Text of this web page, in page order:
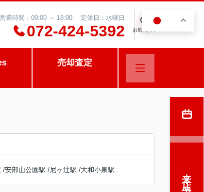
営業時間：09:00 ～ 18:00 定休日：水曜日
072-424-5392 お気に入り
売却査定
/安部山公園駅 /尼ヶ辻駅 /大和小泉駅 来店予約